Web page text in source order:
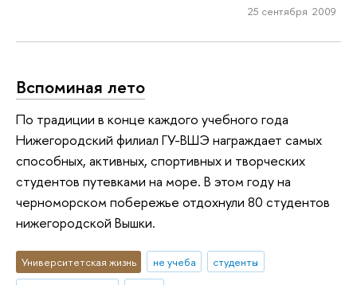
25 сентября 2009
Вспоминая лето
По традиции в конце каждого учебного года
Нижегородский филиал ГУ-ВШЭ награждает самых
способных, активных, спортивных и творческих
студентов путевками на море. В этом году на
черноморском побережье отдохнули 80 студентов
нижегородской Вышки.
Университетская жизнь не учеба
студенты